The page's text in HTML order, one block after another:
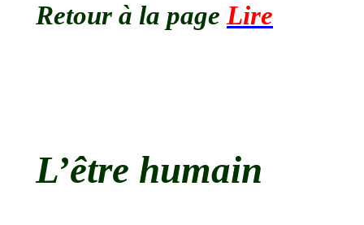
Retour à la page Lire
L’être humain